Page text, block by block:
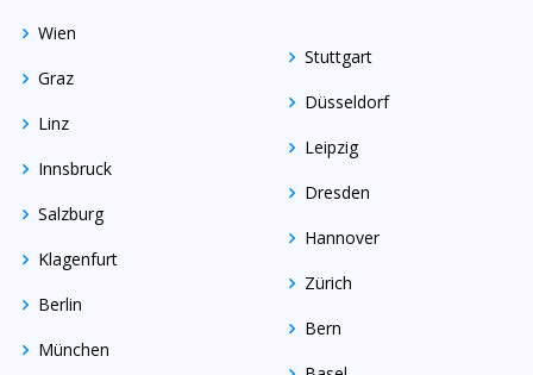
Wien
Graz
Linz
Innsbruck
Salzburg
Klagenfurt
Berlin
München
Stuttgart
Düsseldorf
Leipzig
Dresden
Hannover
Zürich
Bern